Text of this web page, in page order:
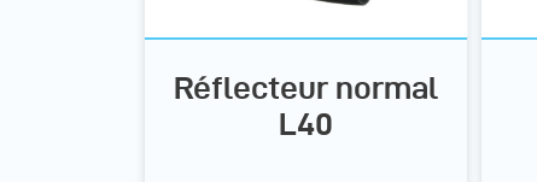
Réflecteur normal
L40